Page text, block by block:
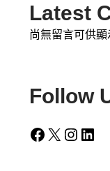
Latest
尚無留言可供顯
Follow
Facebook X Instagram LinkedIn